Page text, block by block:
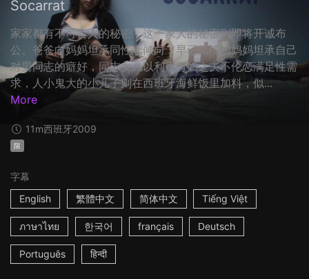
Socarrat
家家都有不可告人的秘密，这一家人的秘密则即将开诚布
公。爸爸向妈妈坦承同性恋倾向，早已知情的妈妈坦承自己
对男同志的癖好，同志女儿以利用有妇之夫不伦恋满足性需
求，人小鬼大的小儿子则在西班牙海鲜饭里加料，似...
More
11m西班牙2009
限
字幕
English
繁體中文 简体中文 Tiếng Việt
ภาษาไทย 한국어 français Deutsch
Português हिन्दी